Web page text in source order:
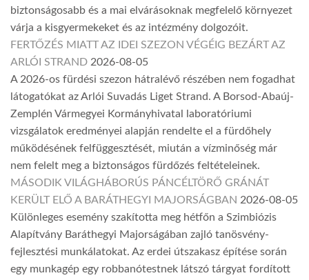
biztonságosabb és a mai elvárásoknak megfelelő környezet
várja a kisgyermekeket és az intézmény dolgozóit.
FERTŐZÉS MIATT AZ IDEI SZEZON VÉGÉIG BEZÁRT AZ
ARLÓI STRAND 2026-08-05
A 2026-os fürdési szezon hátralévő részében nem fogadhat
látogatókat az Arlói Suvadás Liget Strand. A Borsod-Abaúj-
Zemplén Vármegyei Kormányhivatal laboratóriumi
vizsgálatok eredményei alapján rendelte el a fürdőhely
működésének felfüggesztését, miután a vízminőség már
nem felelt meg a biztonságos fürdőzés feltételeinek.
MÁSODIK VILÁGHÁBORÚS PÁNCÉLTÖRŐ GRÁNÁT
KERÜLT ELŐ A BARÁTHEGYI MAJORSÁGBAN 2026-08-05
Különleges esemény szakította meg hétfőn a Szimbiózis
Alapítvány Baráthegyi Majorságában zajló tanösvény-
fejlesztési munkálatokat. Az erdei útszakasz építése során
egy munkagép egy robbanótestnek látszó tárgyat fordított